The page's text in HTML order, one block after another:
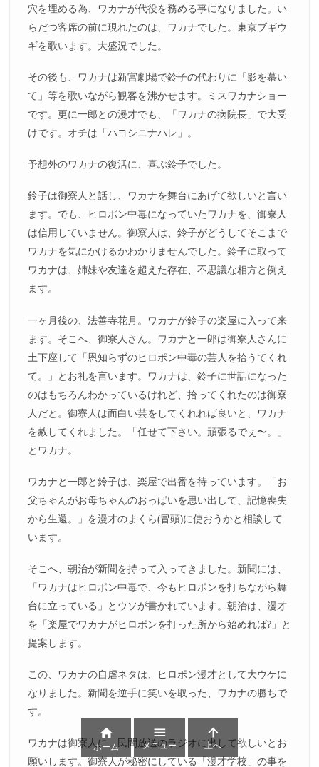
穴を埋める為、ワカナが代役を務める事になりました。い
らだつ客席の前に現れたのは、ワカナでした。東京ブギウ
ギを歌います。大盛況でした。
その後も、ワカナは新宮劇場で鈴子の代わりに「影を慕い
て」等を歌いながら観客を沸かせます。ミスワカナショー
です。更に一郎との漫才でも、「ワカナの病院長」で大受
けです。オチは「ハヨシニナハレ」。
予想外のワカナの復活に、喜ぶ鈴子でした。
鈴子は御寮人と話し、ワカナを舞台にあげて欲しいと言い
ます。でも、ヒロポン中毒になっていたワカナを、御寮人
は信用していません。御寮人は、鈴子がどうしてそこまで
ワカナを気にかけるかわかりませんでした。鈴子に取って
ワカナは、姉妹や友達を超えた存在、不思議な相方と例え
ます。
一ヶ月後の、法善寺花月。ワカナが鈴子の楽屋に入って来
ます。そこへ、御寮人さん。ワカナと一郎は御寮人さんに
土下座して「恩知らずのヒロポン中毒の芸人を拾うてくれ
て。」とお礼を言います。ワカナは、鈴子に世話になった
のはもちろんわかっているけれど、拾ってくれたのは御寮
人だと。御寮人は面白い芸をしてくれれば良いと、ワカナ
を赦してくれました。「任せて下さい。頑張るでぇ〜。」
とワカナ。
ワカナと一郎と鈴子は、楽屋で出番を待っています。「お
父ちゃんがお母ちゃんのおっぱいを思い出して、記憶喪失
から生還。」を漫才のまくら(冒頭)に使おうかと相談して
います。
そこへ、朝治が新聞を持って入ってきました。新聞には、
「ワカナはヒロポン中毒で、今もヒロポンを打ちながら舞
台に立っている」とウソが書かれています。朝治は、漫才
を「楽屋でワカナがヒロポンを打った所から始めれば?」と
提案します。
この、ワカナの自虐ネタは、ヒロポン漫才として大ウケに
なりました。新聞を逆手に笑いを取った、ワカナの勝ちで
す。
ワカナは御寮人に、民間放送のラジオに出して欲しいとお
願いします。御寮人が秘密にしている「漫才学校」の事を

ホーム

メニュー

上へ